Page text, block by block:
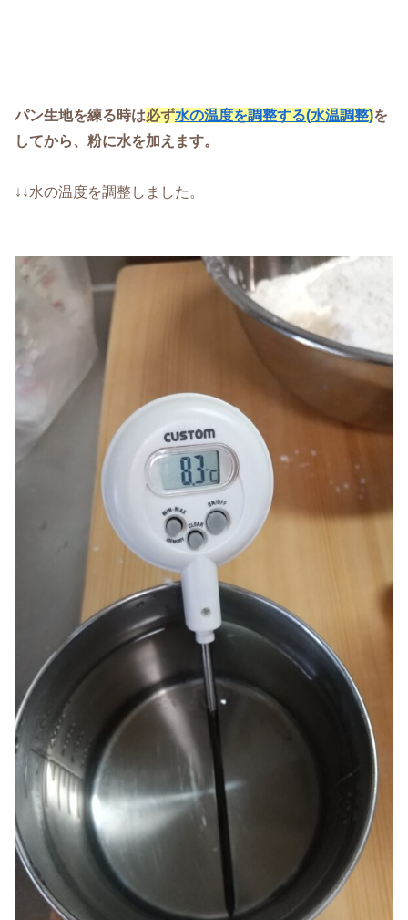
パン生地を練る時は必ず水の温度を調整する(水温調整)を
してから、粉に水を加えます。
↓↓水の温度を調整しました。